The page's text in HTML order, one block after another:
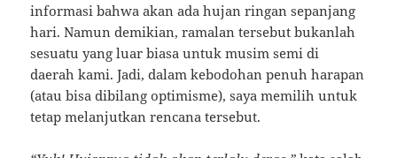
informasi bahwa akan ada hujan ringan sepanjang
hari. Namun demikian, ramalan tersebut bukanlah
sesuatu yang luar biasa untuk musim semi di
daerah kami. Jadi, dalam kebodohan penuh harapan
(atau bisa dibilang optimisme), saya memilih untuk
tetap melanjutkan rencana tersebut.